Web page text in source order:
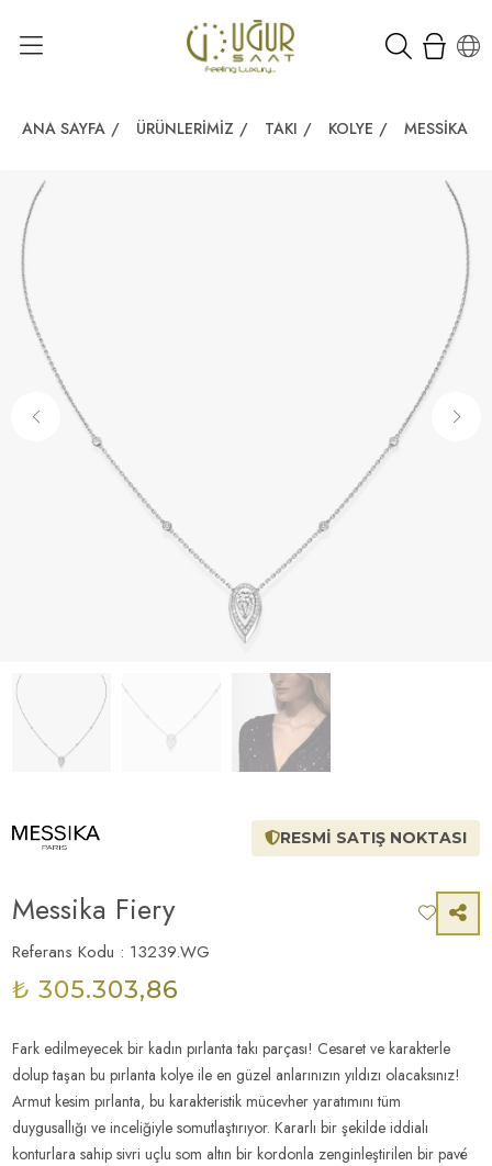
ANA SAYFA / ÜRÜNLERIMIZ / TAKI / KOLYE / MESSIKA
RESMİ SATIŞ NOKTASI
Messika Fiery
Referans Kodu : 13239.WG
₺ 305.303,86
Fark edilmeyecek bir kadın pırlanta takı parçası! Cesaret ve karakterle
dolup taşan bu pırlanta kolye ile en güzel anlarınızın yıldızı olacaksınız!
Armut kesim pırlanta, bu karakteristik mücevher yaratımını tüm
duygusallığı ve inceliğiyle somutlaştırıyor. Kararlı bir şekilde iddialı
konturlara sahip sivri uçlu som altın bir kordonla zenginleştirilen bir pavé